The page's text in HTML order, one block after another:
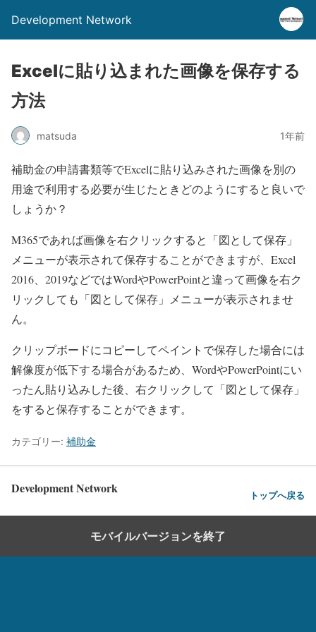
Development Network
Excelに貼り込まれた画像を保存する
方法
matsuda 1年前
補助金の申請書類等でExcelに貼り込みされた画像を別の
用途で利用する必要が生じたときどのようにすると良いで
しょうか？
M365であれば画像を右クリックすると「図として保存」
メニューが表示されて保存することができますが、Excel
2016、2019などではWordやPowerPointと違って画像を右ク
リックしても「図として保存」メニューが表示されませ
ん。
クリップボードにコピーしてペイントで保存した場合には
解像度が低下する場合があるため、WordやPowerPointにい
ったん貼り込みした後、右クリックして「図として保存」
をすると保存することができます。
カテゴリー: 補助金
Development Network トップへ戻る
モバイルバージョンを終了